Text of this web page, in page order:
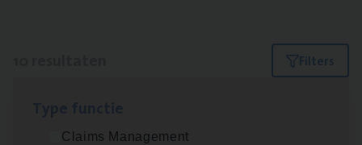
Filters
Claims Management
Insu­ran­ce Bro­ker Trans­port